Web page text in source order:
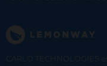
CARLO